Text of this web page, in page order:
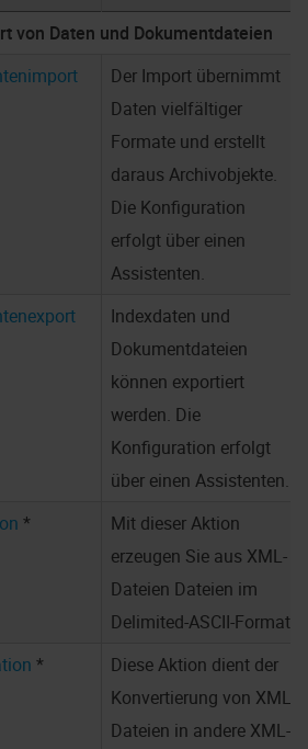
von Daten und Dokumentdateien
Der Import übernimmt
Daten vielfältiger
Formate und erstellt
daraus Archivobjekte.
Die Konfiguration
erfolgt über einen
Assistenten.
Indexdaten und
Dokumentdateien
können exportiert
werden. Die
Konfiguration erfolgt
über einen Assistenten.
*
Mit dieser Aktion
erzeugen Sie aus XML-
Dateien Dateien im
Delimited-ASCII-Format.
*
Diese Aktion dient der
Konvertierung von XML-
Dateien in andere XML-